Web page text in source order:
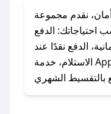
أسرع وقت ممكن.
### ماذا أفعل إذا لم أجد كود خصم لمتجري
المفضل؟
المفضل، يمكنك
الكوبونات في
نقدم مجموعة
احتياجاتك: الدفع
الدفع نقدًا عند
الاستلام، خدمة Apple Pay، بالإضافة إلى إمكانية